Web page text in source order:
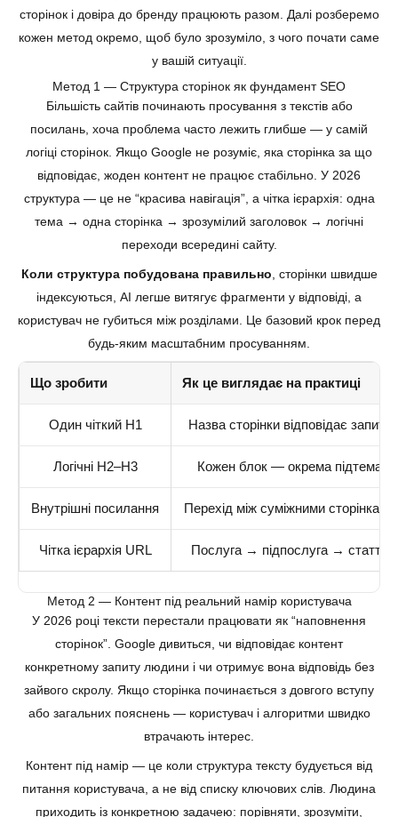
сторінок і довіра до бренду працюють разом. Далі розберемо
кожен метод окремо, щоб було зрозуміло, з чого почати саме
у вашій ситуації.
Метод 1 — Структура сторінок як фундамент SEO
Більшість сайтів починають просування з текстів або
посилань, хоча проблема часто лежить глибше — у самій
логіці сторінок. Якщо Google не розуміє, яка сторінка за що
відповідає, жоден контент не працює стабільно. У 2026
структура — це не “красива навігація”, а чітка ієрархія: одна
тема → одна сторінка → зрозумілий заголовок → логічні
переходи всередині сайту.
Коли структура побудована правильно , сторінки швидше
індексуються, AI легше витягує фрагменти у відповіді, а
користувач не губиться між розділами. Це базовий крок перед
будь-яким масштабним просуванням.
Що зробити Як це виглядає на практиці
Один чіткий H1 Назва сторінки відповідає запиту
Логічні H2–H3 Кожен блок — окрема підтема
Внутрішні посилання Перехід між суміжними сторінками
Чітка ієрархія URL Послуга → підпослуга → стаття
Метод 2 — Контент під реальний намір користувача
У 2026 році тексти перестали працювати як “наповнення
сторінок”. Google дивиться, чи відповідає контент
конкретному запиту людини і чи отримує вона відповідь без
зайвого скролу. Якщо сторінка починається з довгого вступу
або загальних пояснень — користувач і алгоритми швидко
втрачають інтерес.
Контент під намір — це коли структура тексту будується від
питання користувача, а не від списку ключових слів. Людина
приходить із конкретною задачею: порівняти, зрозуміти,